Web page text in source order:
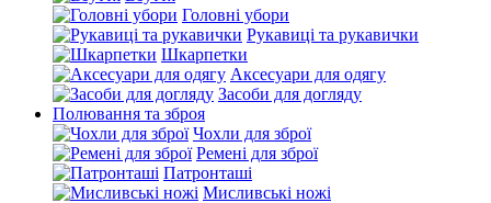
Головні убори
Рукавиці та рукавички
Шкарпетки
Аксесуари для одягу
Засоби для догляду
Полювання та зброя
Чохли для зброї
Ремені для зброї
Патронташі
Мисливські ножі